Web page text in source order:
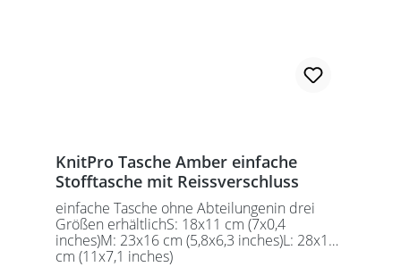
KnitPro Tasche Amber einfache
Stofftasche mit Reissverschluss
einfache Tasche ohne Abteilungenin drei
Größen erhältlichS: 18x11 cm (7x0,4
inches)M: 23x16 cm (5,8x6,3 inches)L: 28x18
cm (11x7,1 inches)